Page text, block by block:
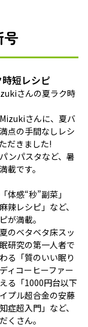
号
短レシピ
さんの夏ラク時
さんに、夏バ
点の手間なしレシ
だきました!
ンパスタなど、暑
載です。
体感“秒”副菜」
辣レシピ」など、
が満載。
のベタベタ床スッ
研究の第一人者で
る「質のいい眠り
ィコーヒーファー
る「1000円台以下
プル超合金の安藤
症超入門」など、
くさん。